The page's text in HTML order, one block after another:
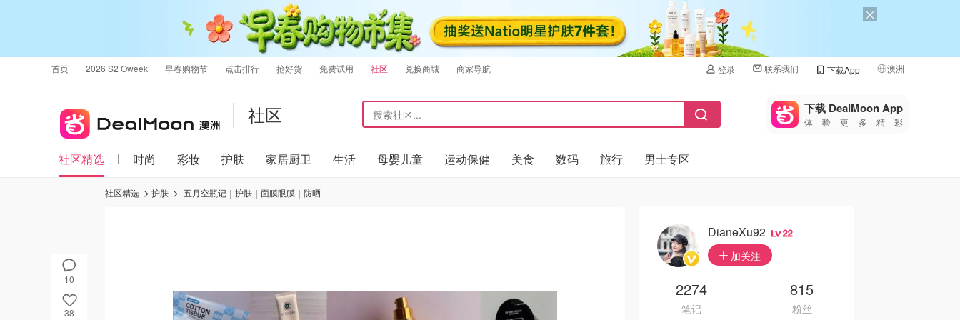
首页 2026 S2 Oweek 早春购物节 点击排行 抢好货 免费试用 社区 兑换商城 商家导航 登录 联系我们 下载App 澳洲
🇺🇸
🇨🇳 中国
🇮🇹
社区 下载 DealMoon App
体验更多精彩
社区精选 时尚 彩妆 护肤 家居厨卫 生活 母婴儿童 运动保健 美食 数码 旅行 男士专区
10
38
社区精选 护肤 五月空瓶记｜护肤｜面膜眼膜｜防晒
DianeXu92 22
加关注
2274
笔记
815
粉丝